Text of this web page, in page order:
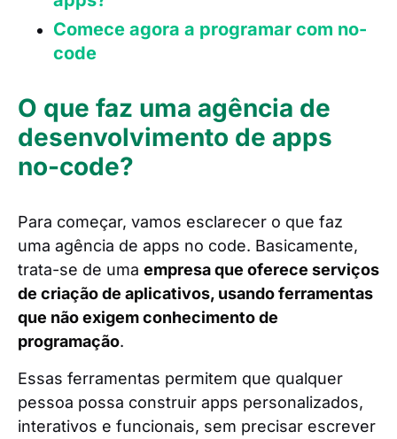
Comece agora a programar com no-
code
O que faz uma agência de
desenvolvimento de apps
no-code?
Para começar, vamos esclarecer o que faz
uma agência de apps no code. Basicamente,
trata-se de uma empresa que oferece serviços
de criação de aplicativos, usando ferramentas
que não exigem conhecimento de
programação.
Essas ferramentas permitem que qualquer
pessoa possa construir apps personalizados,
interativos e funcionais, sem precisar escrever